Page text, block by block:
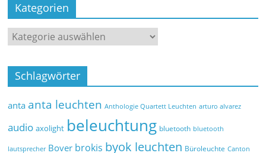
Kategorien
Schlagwörter
anta anta leuchten Anthologie Quartett Leuchten arturo alvarez
audio axolight beleuchtung bluetooth bluetooth
lautsprecher Bover brokis byok leuchten Büroleuchte Canton